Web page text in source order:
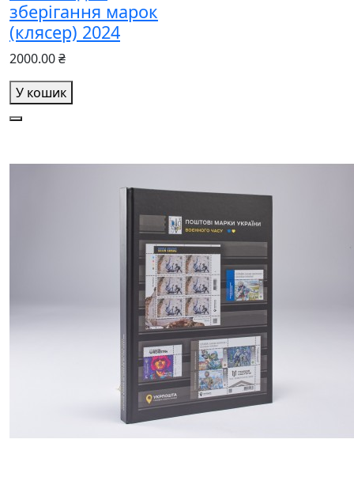
зберігання марок
(клясер) 2024
2000.00 ₴
У кошик